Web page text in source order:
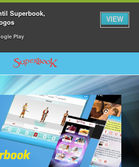
Superbook,
Play
VIEW
Return to Content